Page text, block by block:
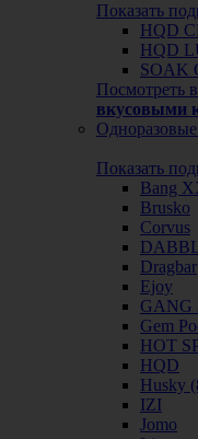
Показать
HQD
HQD
SOAK
Посмотреть
вкусовыми
Показать
Bang
Brusko
Corvus
Dragbar
Ejoy
GANG
Gem
HOT
HQD
Husky
IZI
Jomo